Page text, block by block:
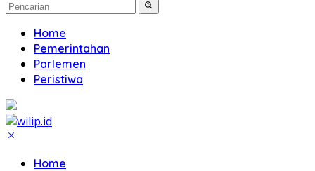
Home
Pemerintahan
Parlemen
Peristiwa
Home